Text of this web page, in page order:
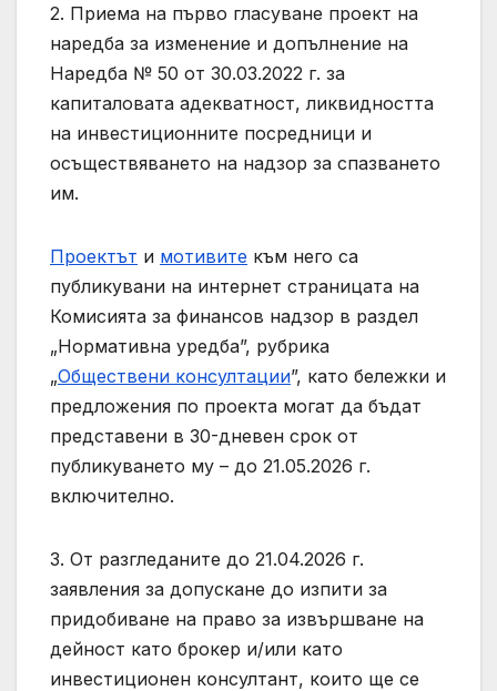
2. Приема на първо гласуване проект на
наредба за изменение и допълнение на
Наредба № 50 от 30.03.2022 г. за
капиталовата адекватност, ликвидността
на инвестиционните посредници и
осъществяването на надзор за спазването
им.
Проектът и мотивите към него са
публикувани на интернет страницата на
Комисията за финансов надзор в раздел
„Нормативна уредба”, рубрика
„Обществени консултации”, като бележки и
предложения по проекта могат да бъдат
представени в 30-дневен срок от
публикуването му – до 21.05.2026 г.
включително.
3. От разгледаните до 21.04.2026 г.
заявления за допускане до изпити за
придобиване на право за извършване на
дейност като брокер и/или като
инвестиционен консултант, които ще се